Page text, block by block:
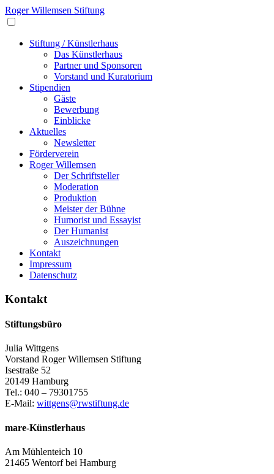
Roger Willemsen Stiftung
Stiftung / Künstlerhaus
Das Künstlerhaus
Partner und Sponsoren
Vorstand und Kuratorium
Stipendien
Gäste
Bewerbung
Einblicke
Aktuelles
Newsletter
Förderverein
Roger Willemsen
Der Schriftsteller
Moderation
Produktion
Meister der Bühne
Humorist und Essayist
Der Humanist
Auszeichnungen
Kontakt
Impressum
Datenschutz
Kontakt
Stiftungsbüro
Julia Wittgens
Vorstand Roger Willemsen Stiftung
Isestraße 52
20149 Hamburg
Tel.: 040 – 79301755
E-Mail: wittgens@rwstiftung.de
mare-Künstlerhaus
Am Mühlenteich 10
21465 Wentorf bei Hamburg